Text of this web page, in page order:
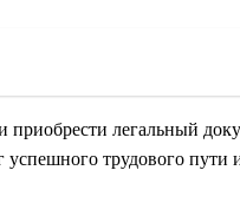
легальный
успешного трудового